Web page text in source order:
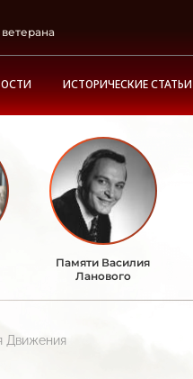
ИСТОРИЧЕСКИЕ СТАТЬИ
Памяти Василия
Ланового
Движения